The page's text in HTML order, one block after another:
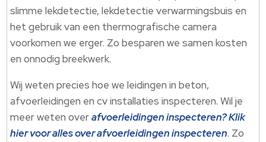
slimme lekdetectie, lekdetectie verwarmingsbuis en
het gebruik van een thermografische camera
voorkomen we erger.​ Zo besparen we samen kosten
en onnodig breekwerk.​
Wij weten precies hoe we leidingen in beton,
afvoerleidingen en cv installaties inspecteren.​ Wil je
meer weten overafvoerleidingen inspecteren? Klik
hier voor alles over afvoerleidingen inspecteren.​ Zo